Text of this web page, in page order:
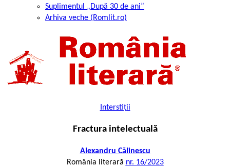
Suplimentul „După 30 de ani”
Arhiva veche (Romlit.ro)
Interstiții
Fractura intelectuală
Alexandru Călinescu
România literară nr. 16/2023